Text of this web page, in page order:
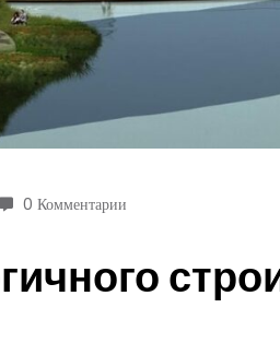
0 Комментарии